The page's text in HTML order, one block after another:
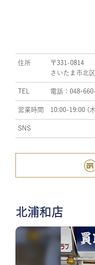
住所
〒331-0814
さいたま市北
TEL 電話：048-
営業時間 10:00-19:00 (
SNS
北浦和店